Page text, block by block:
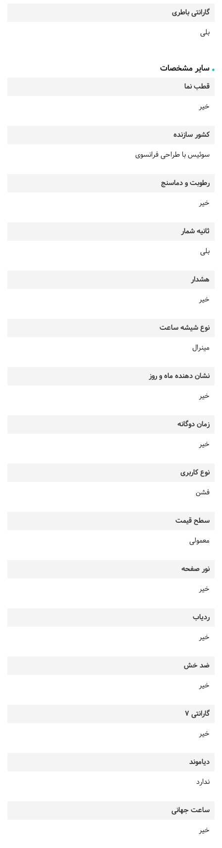
گارانتی باطری
بلی
سایر مشخصات
قطب نما
خیر
کشور سازنده
سوئیس با طراحی فرانسوی
رطوبت و دماسنج
خیر
ثانیه شمار
بلی
هشدار
خیر
نوع شیشه ساعت
مینرال
نشان دهنده ماه و روز
خیر
زمان دوگانه
خیر
نوع کاربری
فشن
سطح قیمت
معمولی
نور صفحه
خیر
ردیاب
خیر
ضد خش
خیر
گارانتی 7
خیر
دیاموند
ندارد
ساعت جهانی
خیر